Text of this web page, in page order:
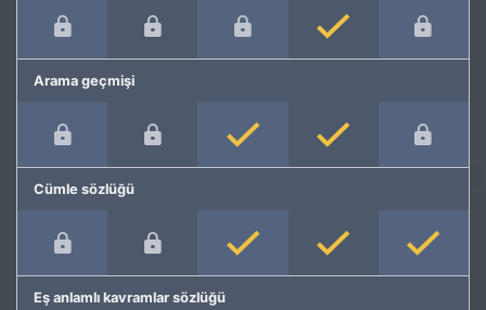
Arama geçmişi
Cümle sözlüğü
Eş anlamlı kavramlar sözlüğü